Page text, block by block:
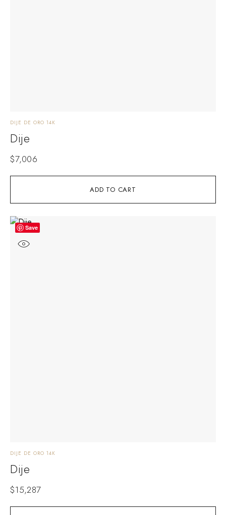
ADD TO CART
DIJE DE ORO 14K
Dije
$7,006
Save
DIJE DE ORO 14K
Dije
$15,287